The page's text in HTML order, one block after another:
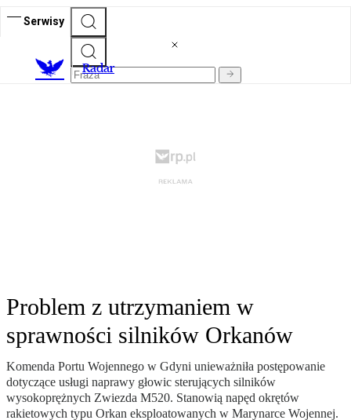
Serwisy
Radar
Problem z utrzymaniem w
sprawności silników Orkanów
Komenda Portu Wojennego w Gdyni unieważniła postępowanie
dotyczące usługi naprawy głowic sterujących silników
wysokoprężnych Zwiezda M520. Stanowią napęd okrętów
rakietowych typu Orkan eksploatowanych w Marynarce Wojennej.